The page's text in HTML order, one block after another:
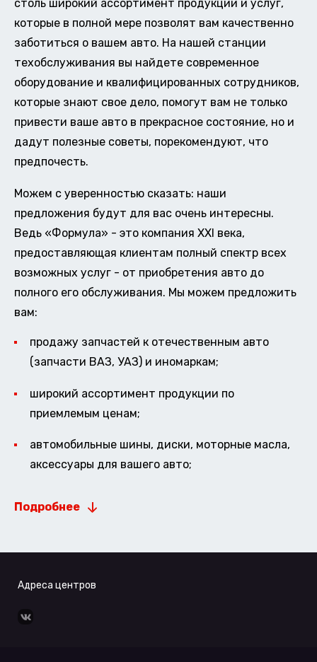
столь широкий ассортимент продукции и услуг,
которые в полной мере позволят вам качественно
заботиться о вашем авто. На нашей станции
техобслуживания вы найдете современное
оборудование и квалифицированных сотрудников,
которые знают свое дело, помогут вам не только
привести ваше авто в прекрасное состояние, но и
дадут полезные советы, порекомендуют, что
предпочесть.
Можем с уверенностью сказать: наши
предложения будут для вас очень интересны.
Ведь «Формула» - это компания XXI века,
предоставляющая клиентам полный спектр всех
возможных услуг - от приобретения авто до
полного его обслуживания. Мы можем предложить
вам:
продажу запчастей к отечественным авто
(запчасти ВАЗ, УАЗ) и иномаркам;
широкий ассортимент продукции по
приемлемым ценам;
автомобильные шины, диски, моторные масла,
аксессуары для вашего авто;
Подробнее
Адреса центров